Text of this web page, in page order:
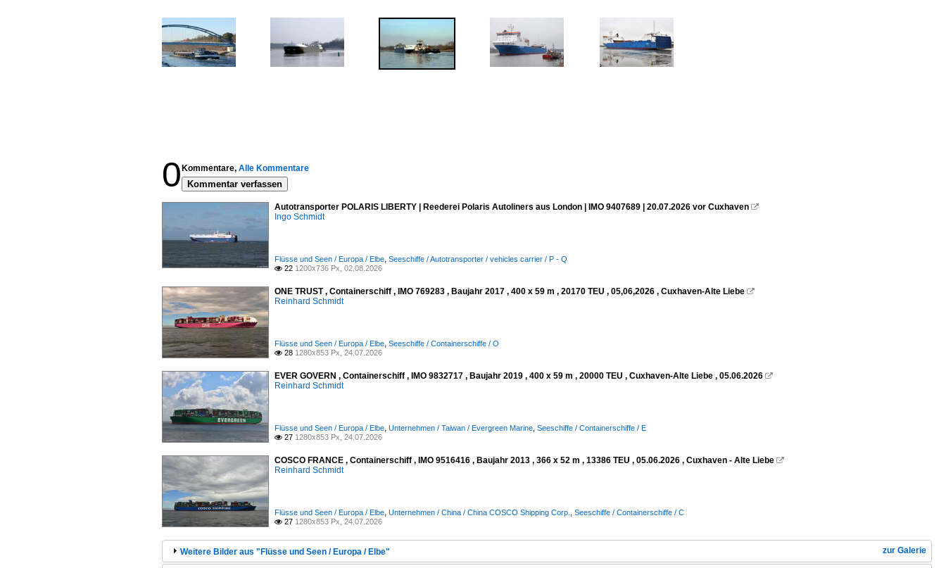
0 Kommentare, Alle Kommentare
Kommentar verfassen
Autotransporter POLARIS LIBERTY | Reederei Polaris Autoliners aus London | IMO 9407689 | 20.07.2026 vor Cuxhaven 
Ingo Schmidt
Flüsse und Seen / Europa / Elbe Seeschiffe / Autotransporter / vehicles carrier / P - Q
 22 1200x736 Px, 02.08.2026
ONE TRUST , Containerschiff , IMO 769283 , Baujahr 2017 , 400 x 59 m , 20170 TEU , 05,06,2026 , Cuxhaven-Alte Liebe 
Reinhard Schmidt
Flüsse und Seen / Europa / Elbe Seeschiffe / Containerschiffe / O
 28 1280x853 Px, 24.07.2026
EVER GOVERN , Containerschiff , IMO 9832717 , Baujahr 2019 , 400 x 59 m , 20000 TEU , Cuxhaven-Alte Liebe , 05.06.2026 
Reinhard Schmidt
Flüsse und Seen / Europa / Elbe Unternehmen / Taiwan / Evergreen Marine Seeschiffe / Containerschiffe / E
 27 1280x853 Px, 24.07.2026
COSCO FRANCE , Containerschiff , IMO 9516416 , Baujahr 2013 , 366 x 52 m , 13386 TEU , 05.06.2026 , Cuxhaven - Alte Liebe 
Reinhard Schmidt
Flüsse und Seen / Europa / Elbe Unternehmen / China / China COSCO Shipping Corp. Seeschiffe / Containerschiffe / C
 27 1280x853 Px, 24.07.2026
zur Galerie
Weitere Bilder aus "Flüsse und Seen / Europa / Elbe"